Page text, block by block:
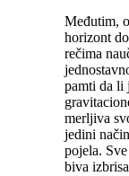
Međutim,
horizont
rečima
pamti da li
merljiva
jedini
pojela.
biva